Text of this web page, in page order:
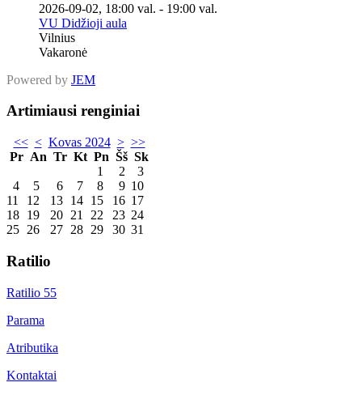
2026-09-02, 18:00 val. - 19:00 val.
VU Didžioji aula
Vilnius
Vakaronė
Powered by JEM
Artimiausi renginiai
<< < Kovas 2024 > >>
Pr An Tr Kt Pn Šš Sk
1
2
3
4
5 6 7 8 9 10
11
12 13 14 15 16 17
18 19 20 21 22 23 24
25 26 27 28 29 30 31
Ratilio
Ratilio 55
Parama
Atributika
Kontaktai